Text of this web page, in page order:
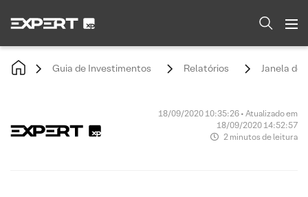
Guia de Investimentos Relatórios Janela de
18/09/2020 10:35:26 • Atualizado em
18/09/2020 14:52:57
2 minutos de leitura